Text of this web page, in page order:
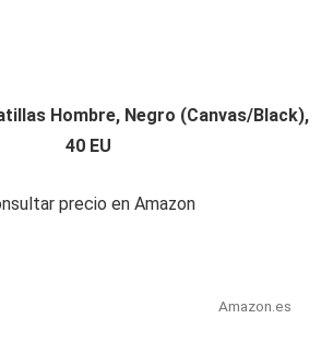
Hombre, Negro (Canvas/Black),
40 EU
precio en Amazon
Amazon.es